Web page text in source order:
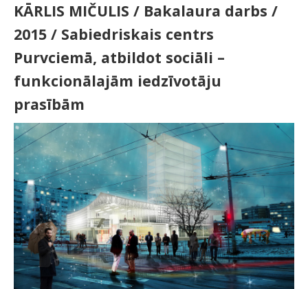
KĀRLIS MIČULIS / Bakalaura darbs /
2015 / Sabiedriskais centrs
Purvciemā, atbildot sociāli –
funkcionālajām iedzīvotāju
prasībām